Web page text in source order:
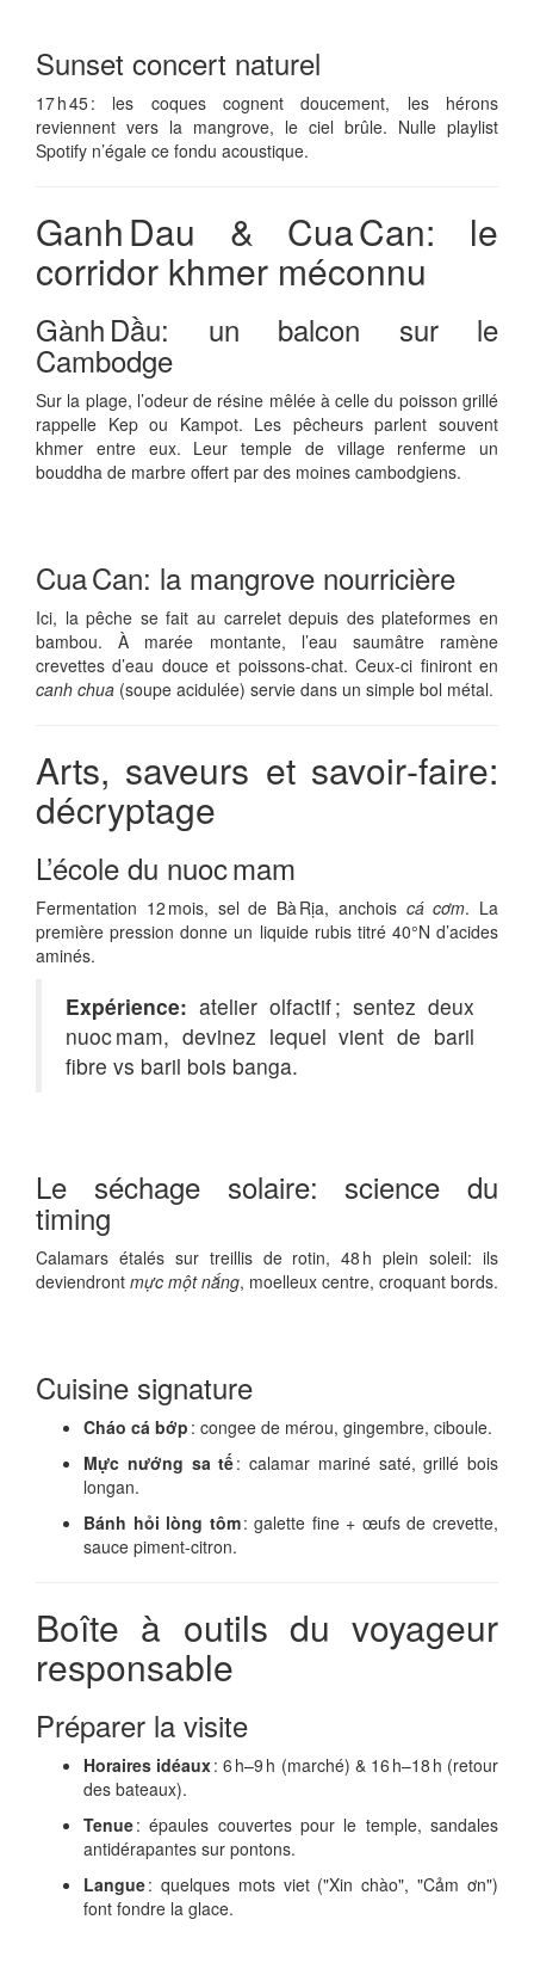
Sunset concert naturel
17 h 45 : les coques cognent doucement, les hérons
reviennent vers la mangrove, le ciel brûle. Nulle playlist
Spotify n’égale ce fondu acoustique.
Ganh Dau & Cua Can: le
corridor khmer méconnu
Gành Dầu: un balcon sur le
Cambodge
Sur la plage, l’odeur de résine mêlée à celle du poisson grillé
rappelle Kep ou Kampot. Les pêcheurs parlent souvent
khmer entre eux. Leur temple de village renferme un
bouddha de marbre offert par des moines cambodgiens.
Cua Can: la mangrove nourricière
Ici, la pêche se fait au carrelet depuis des plateformes en
bambou. À marée montante, l’eau saumâtre ramène
crevettes d’eau douce et poissons‑chat. Ceux‑ci finiront en
canh chua (soupe acidulée) servie dans un simple bol métal.
Arts, saveurs et savoir‑faire:
décryptage
L’école du nuoc mam
Fermentation 12 mois, sel de Bà Rịa, anchois cá cơm. La
première pression donne un liquide rubis titré 40°N d’acides
aminés.
Expérience: atelier olfactif ; sentez deux
nuoc mam, devinez lequel vient de baril
fibre vs baril bois banga.
Le séchage solaire: science du
timing
Calamars étalés sur treillis de rotin, 48 h plein soleil: ils
deviendront mực một nắng, moelleux centre, croquant bords.
Cuisine signature
Cháo cá bớp : congee de mérou, gingembre, ciboule.
Mực nướng sa tế: calamar mariné saté, grillé bois
longan.
Bánh hỏi lòng tôm: galette fine + œufs de crevette,
sauce piment‑citron.
Boîte à outils du voyageur
responsable
Préparer la visite
Horaires idéaux: 6 h–9 h (marché) & 16 h–18 h (retour
des bateaux).
Tenue: épaules couvertes pour le temple, sandales
antidérapantes sur pontons.
Langue: quelques mots viet ("Xin chào", "Cảm ơn")
font fondre la glace.